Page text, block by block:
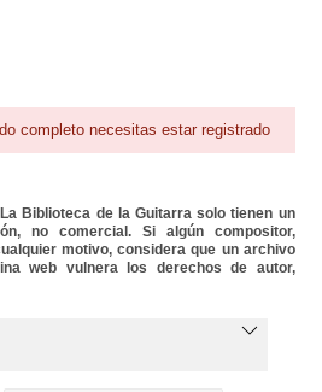
completo necesitas estar registrado
Biblioteca de la Guitarra solo tienen un
no comercial. Si algún compositor,
motivo, considera que un archivo
web vulnera los derechos de autor,